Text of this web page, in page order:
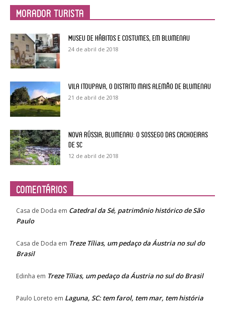
Morador Turista
Museu de Hábitos e Costumes, em Blumenau
24 de abril de 2018
Vila Itoupava, o Distrito mais alemão de Blumenau
21 de abril de 2018
Nova Rússia, Blumenau: o sossego das cachoeiras
de SC
12 de abril de 2018
Comentários
Casa de Doda em Catedral da Sé, patrimônio histórico de São
Paulo
Casa de Doda em Treze Tílias, um pedaço da Áustria no sul do
Brasil
Edinha em Treze Tílias, um pedaço da Áustria no sul do Brasil
Paulo Loreto em Laguna, SC: tem farol, tem mar, tem história